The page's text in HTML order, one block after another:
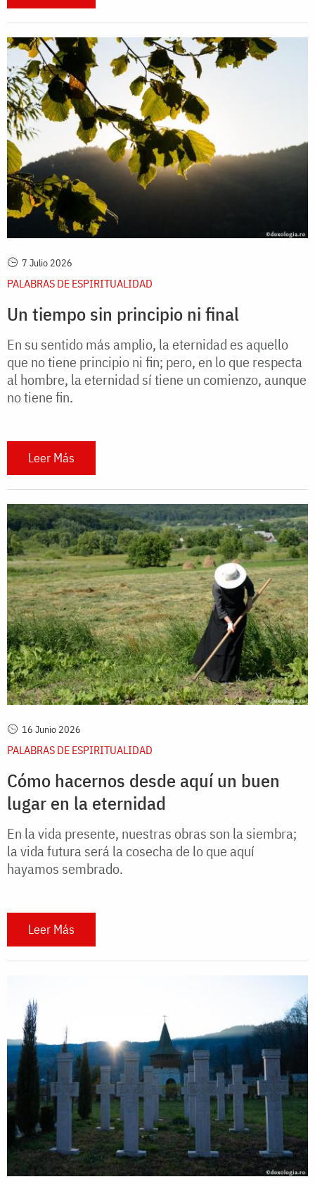
7 Julio 2026
PALABRAS DE ESPIRITUALIDAD
Un tiempo sin principio ni final
En su sentido más amplio, la eternidad es aquello
que no tiene principio ni fin; pero, en lo que respecta
al hombre, la eternidad sí tiene un comienzo, aunque
no tiene fin.
Leer Más
16 Junio 2026
PALABRAS DE ESPIRITUALIDAD
Cómo hacernos desde aquí un buen
lugar en la eternidad
En la vida presente, nuestras obras son la siembra;
la vida futura será la cosecha de lo que aquí
hayamos sembrado.
Leer Más